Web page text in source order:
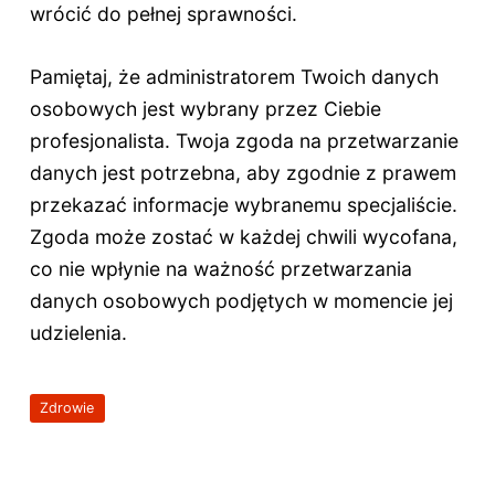
wrócić do pełnej sprawności.
Pamiętaj, że administratorem Twoich danych
osobowych jest wybrany przez Ciebie
profesjonalista. Twoja zgoda na przetwarzanie
danych jest potrzebna, aby zgodnie z prawem
przekazać informacje wybranemu specjaliście.
Zgoda może zostać w każdej chwili wycofana,
co nie wpłynie na ważność przetwarzania
danych osobowych podjętych w momencie jej
udzielenia.
Zdrowie